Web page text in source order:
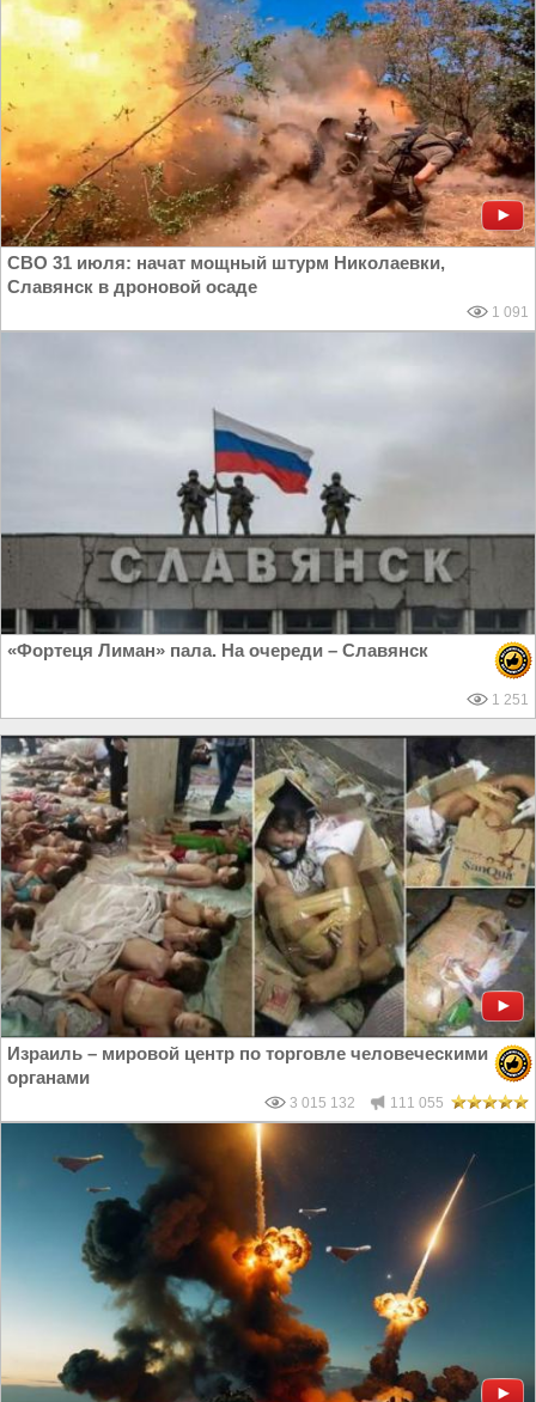
СВО 31 июля: начат мощный штурм Николаевки,
Славянск в дроновой осаде
1 091
«Фортеця Лиман» пала. На очереди – Славянск
1 251
Израиль – мировой центр по торговле человеческими
органами
3 015 132 111 055